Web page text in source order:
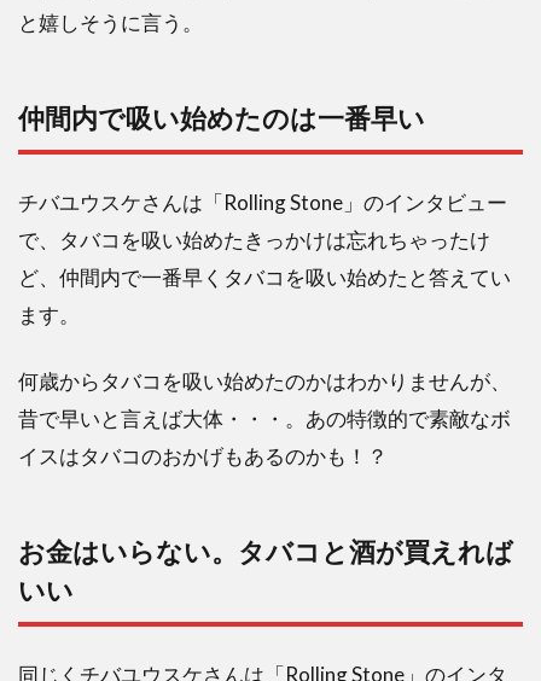
と嬉しそうに言う。
仲間内で吸い始めたのは一番早い
チバユウスケさんは「Rolling Stone」のインタビュー
で、タバコを吸い始めたきっかけは忘れちゃったけ
ど、仲間内で一番早くタバコを吸い始めたと答えてい
ます。
何歳からタバコを吸い始めたのかはわかりませんが、
昔で早いと言えば大体・・・。あの特徴的で素敵なボ
イスはタバコのおかげもあるのかも！？
お金はいらない。タバコと酒が買えれば
いい
同じくチバユウスケさんは「Rolling Stone」のインタ